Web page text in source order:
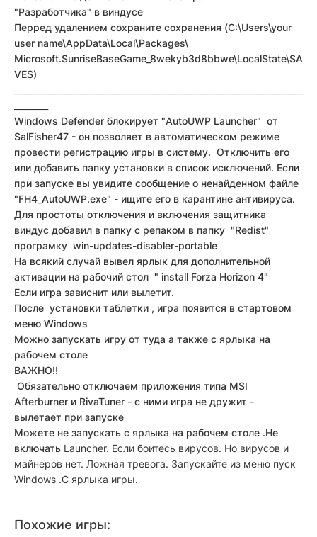
"Разработчика" в виндусе
Перред удалением сохраните сохранения (C:\Users\your
user name\AppData\Local\Packages\
Microsoft.SunriseBaseGame_8wekyb3d8bbwe\LocalState\SA
VES)
Windows Defender блокирует "AutoUWP Launcher" от
SalFisher47 - он позволяет в автоматическом режиме
провести регистрацию игры в систему. Отключить его
или добавить папку установки в список исключений. Если
при запуске вы увидите сообщение о ненайденном файле
"FH4_AutoUWP.exe" - ищите его в карантине антивируса.
Для простоты отключения и включения защитника
виндус добавил в папку с репаком в папку "Redist"
програмку win-updates-disabler-portable
На всякий случай вывел ярлык для дополнительной
активации на рабочий стол " install Forza Horizon 4"
Если игра зависнит или вылетит.
После установки таблетки , игра появится в стартовом
меню Windows
Можно запускать игру от туда а также с ярлыка на
рабочем столе
ВАЖНО!!
Обязательно отключаем приложения типа MSI
Afterburner и RivaTuner - с ними игра не дружит -
вылетает при запуске
Можете не запускать с ярлыка на рабочем столе .Не
включать Launcher. Если боитесь вирусов. Но вирусов и
майнеров нет. Ложная тревога. Запускайте из меню пуск
Windows .С ярлыка игры.
Похожие игры: